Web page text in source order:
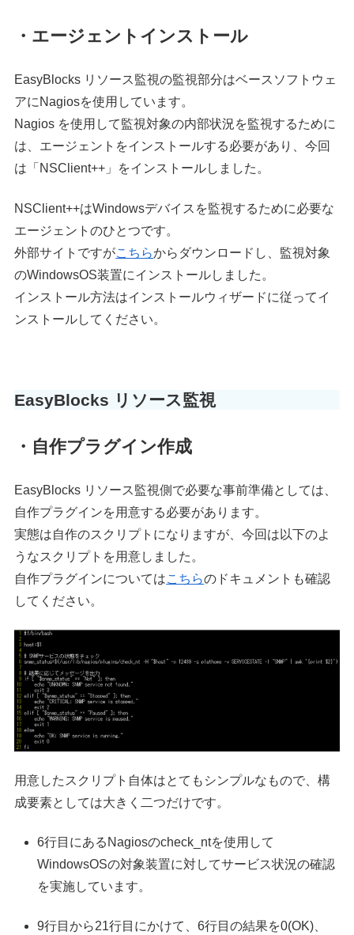
・エージェントインストール
EasyBlocks リソース監視の監視部分はベースソフトウェ
アにNagiosを使用しています。
Nagios を使用して監視対象の内部状況を監視するために
は、エージェントをインストールする必要があり、今回
は「NSClient++」をインストールしました。
NSClient++はWindowsデバイスを監視するために必要な
エージェントのひとつです。
外部サイトですがこちらからダウンロードし、監視対象
のWindowsOS装置にインストールしました。
インストール方法はインストールウィザードに従ってイ
ンストールしてください。
EasyBlocks リソース監視
・自作プラグイン作成
EasyBlocks リソース監視側で必要な事前準備としては、
自作プラグインを用意する必要があります。
実態は自作のスクリプトになりますが、今回は以下のよ
うなスクリプトを用意しました。
自作プラグインについてはこちらのドキュメントも確認
してください。
用意したスクリプト自体はとてもシンプルなもので、構
成要素としては大きく二つだけです。
6行目にあるNagiosのcheck_ntを使用して
WindowsOSの対象装置に対してサービス状況の確認
を実施しています。
9行目から21行目にかけて、6行目の結果を0(OK)、